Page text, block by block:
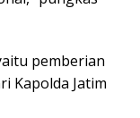
pemberian
Kapolda Jatim